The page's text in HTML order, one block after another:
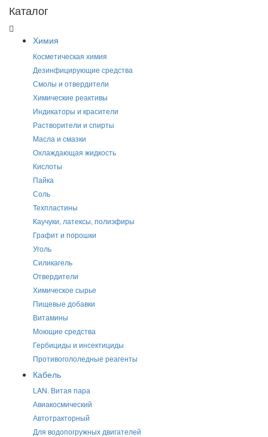
Каталог
Химия
Косметическая химия
Дезинфицирующие средства
Смолы и отвердители
Химические реактивы
Индикаторы и красители
Растворители и спирты
Масла и смазки
Охлаждающая жидкость
Кислоты
Пайка
Соль
Техпластины
Каучуки, латексы, полиэфиры
Графит и порошки
Уголь
Силикагель
Отвердители
Химическое сырье
Пищевые добавки
Витамины
Моющие средства
Гербициды и инсектициды
Противогололедные реагенты
Кабель
LAN. Витая пара
Авиакосмический
Автотракторный
Для водопогружных двигателей